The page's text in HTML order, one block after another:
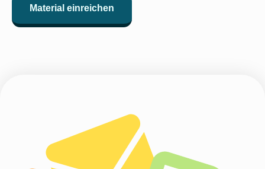
Rechte & Vorsorge &
Wohnen & Migration & Mobilität